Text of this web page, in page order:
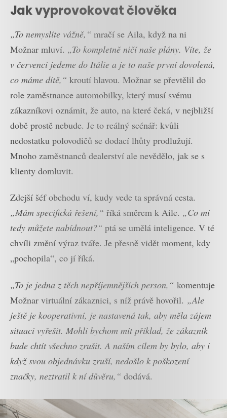
Jak vyprovokovat člověka
„To nemyslíte vážně,“ mračí se Aila, když na ni
Možnar mluví. „To kompletně ničí naše plány. Víte, že
v červenci jedeme do Itálie a je to naše první dovolená,
co máme dítě,“ kroutí hlavou. Možnar se převtělil do
role zaměstnance automobilky, který musí svému
zákazníkovi oznámit, že auto, na které čeká, v nejbližší
době prostě nebude. Je to reálný scénář: kvůli
nedostatku polovodičů se dodací lhůty prodlužují.
Mnoho zaměstnanců dealerství ale nevědělo, jak se s
klienty domluvit.
Zdejší šéf obchodu ví, kudy vede ta správná cesta.
„Mám specifická řešení,“ říká směrem k Aile. „Co mi
tedy můžete nabídnout?“ ptá se umělá inteligence. V té
chvíli změní výraz tváře. Je přesně vidět moment, kdy
„pochopila“, co jí říká.
„To je jedna z těch nepříjemnějších person,“ komentuje
Možnar virtuální zákaznici, s níž právě hovořil. „Ale
ještě je kooperativní, je nastavená tak, aby měla zájem
situaci vyřešit. Mohli bychom mít příklad, že zákazník
bude chtít všechno zrušit. A naším cílem by bylo, aby i
když svou objednávku zruší, nedošlo k poškození
značky, neztratil k ní důvěru,“ dodává.